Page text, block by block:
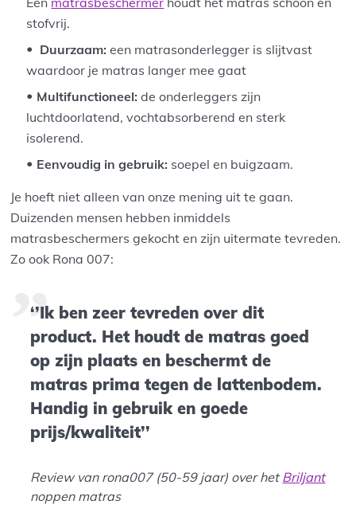
stofvrij.
Duurzaam:een matrasonderlegger is slijtvast
waardoor je matras langer mee gaat
Multifunctioneel:de onderleggers zijn
luchtdoorlatend, vochtabsorberend en sterk
isolerend.
Eenvoudig in gebruik: soepel en buigzaam.
Je hoeft niet alleen van onze mening uit te gaan.
Duizenden mensen hebben inmiddels
matrasbeschermers gekocht en zijn uitermate tevreden.
Zo ook Rona 007:
‘’Ik ben zeer tevreden over dit
product. Het houdt de matras goed
op zijn plaats en beschermt de
matras prima tegen de lattenbodem.
Handig in gebruik en goede
prijs/kwaliteit’’
Review van rona007 (50-59 jaar) over hetBriljant
noppen matras